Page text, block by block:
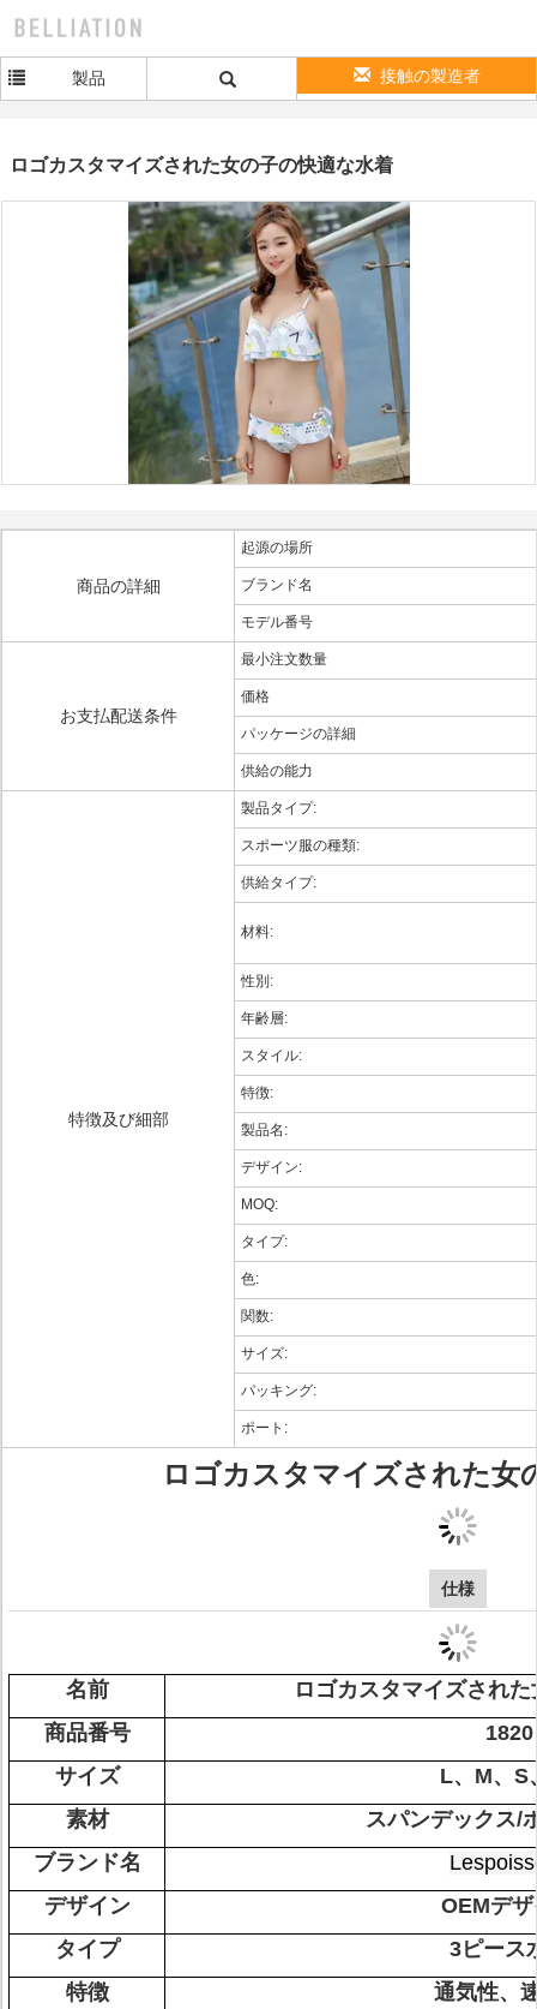
製品 接触の製造者
ロゴカスタマイズされた女の子の快適な水着
商品の詳細
起源の場所
ブランド名
モデル番号
お支払配送条件
最小注文数量
価格
パッケージの詳細
供給の能力
特徴及び細部
製品タイプ:
スポーツ服の種類:
供給タイプ:
材料:
性別:
年齢層:
スタイル:
特徴:
製品名:
デザイン:
MOQ:
タイプ:
色:
関数:
サイズ:
パッキング:
ポート:
ロゴカスタマイズされた女
仕様
名前
ロゴカスタマイズされ
商品番号
1820
サイズ
L、M、S
素材
スパンデックス/
ブランド名
デザイン
OEMデ
タイプ
3ピース
特徴
通気性、